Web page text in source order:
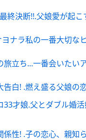
終決断!!.父娘愛が起
ナラ私の一番大切
立ち...一番会いた
白! .燃え盛る父娘
才娘.父とダブル婚
性! .子の恋心、親